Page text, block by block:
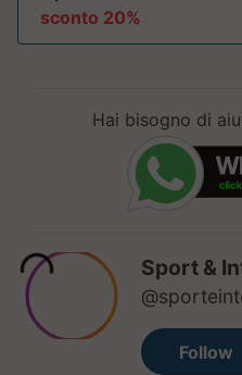
sconto 20%
Hai bisogno di